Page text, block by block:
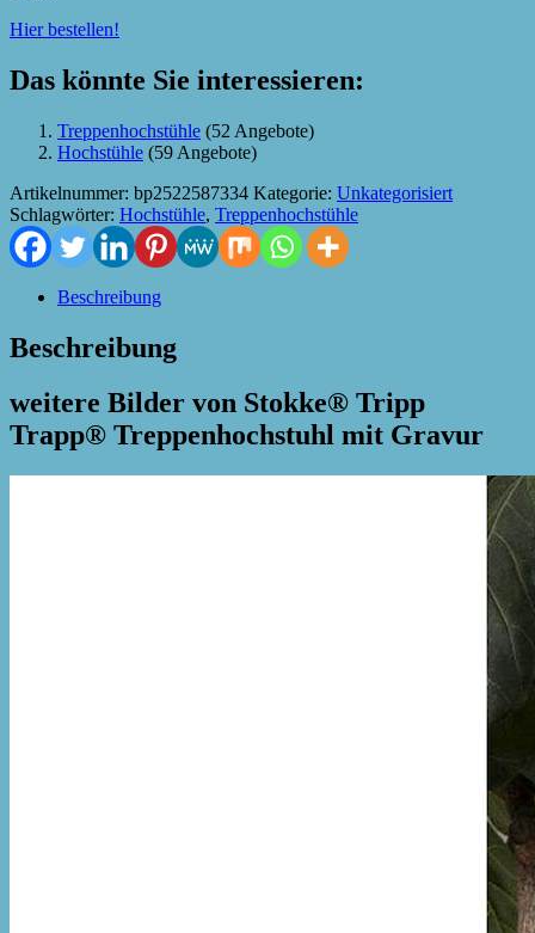
Hier bestellen!
Das könnte Sie interessieren:
Treppenhochstühle (52 Angebote)
Hochstühle (59 Angebote)
Artikelnummer: bp2522587334 Kategorie: Unkategorisiert
Schlagwörter: Hochstühle, Treppenhochstühle
Beschreibung
Beschreibung
weitere Bilder von Stokke® Tripp
Trapp® Treppenhochstuhl mit Gravur